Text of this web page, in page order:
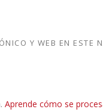
Y WEB EN
Aprende cómo se